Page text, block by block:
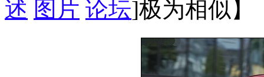
述 图片 论坛]极为相似】